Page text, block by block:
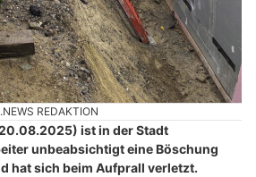
REDAKTION
ist in der Stadt
unbeabsichtigt eine Böschung
hat sich beim Aufprall verletzt.